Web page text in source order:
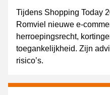
Tijdens Shopping Today
Romviel nieuwe e-
herroepingsrecht,
toegankelijkheid. Zijn
risico’s.